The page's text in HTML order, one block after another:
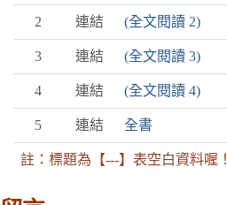
2 連結 (全文閱讀 2)
3 連結 (全文閱讀 3)
4 連結 (全文閱讀 4)
5 連結 全書
註：標題為【---】表空白資料喔！